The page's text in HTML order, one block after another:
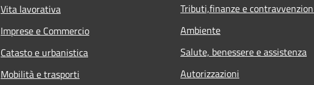
Vita lavorativa
Imprese e Commercio
Catasto e urbanistica
Mobilità e trasporti
Tributi,finanze e
Ambiente
Salute, benessere e assistenza
Autorizzazioni